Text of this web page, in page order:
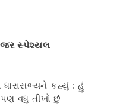
સ્પેશ્યલ